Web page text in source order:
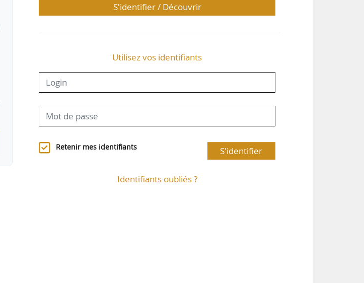
S'identifier / Découvrir
Utilisez vos identifiants
Retenir mes identifiants S'identifier
Identifiants oubliés ?